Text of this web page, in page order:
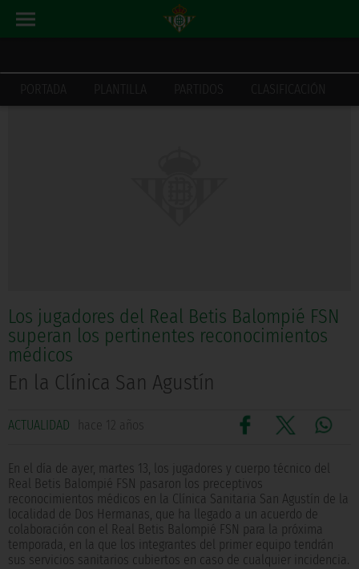
PORTADA PLANTILLA PARTIDOS CLASIFICACIÓN
Los jugadores del Real Betis Balompié FSN
superan los pertinentes reconocimientos
médicos
En la Clínica San Agustín
ACTUALIDAD hace 12 años
En el día de ayer, martes 13, los jugadores y cuerpo técnico del
Real Betis Balompié FSN pasaron los preceptivos
reconocimientos médicos en la Clínica Sanitaria San Agustín de la
localidad de Dos Hermanas, que ha llegado a un acuerdo de
colaboración con el Real Betis Balompié FSN para la próxima
temporada, en la que los integrantes del primer equipo tendrán
sus servicios sanitarios cubiertos en caso de cualquier incidencia.